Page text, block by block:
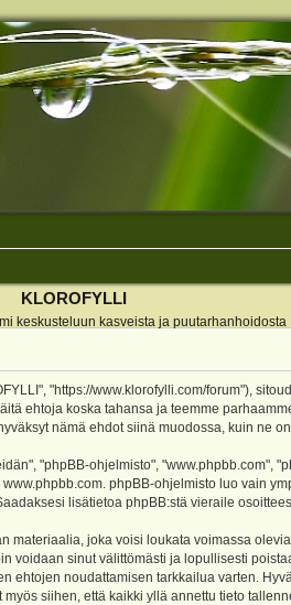
KLOROFYLLI
keskusteluun kasveista ja puutarhanhoidosta
"https://www.klorofylli.com/forum"),
ehtoja koska tahansa ja teemme
nämä ehdot siinä muodossa, kuin ne on
"phpBB-ohjelmisto", "www.phpbb.com",
www.phpbb.com. phpBB-ohjelmisto luo vain
lisätietoa phpBB:stä vieraile
joka voisi loukata voimassa
voidaan sinut välittömästi ja lopullisesti
noudattamisen tarkkailua varten.
siihen, että kaikki yllä annettu tieto